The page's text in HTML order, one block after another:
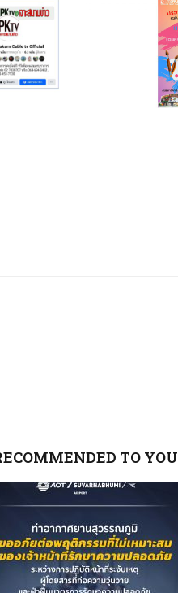
TO YOU